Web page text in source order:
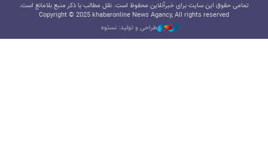
تمامی حقوق این سایت برای خبرآنلاین محفوظ است. نقل مطالب با ذکر منبع بلامانع است.
Copyright © 2025 khabaronline News Agancy, All rights reserved
طراحی و تولید: نستوه